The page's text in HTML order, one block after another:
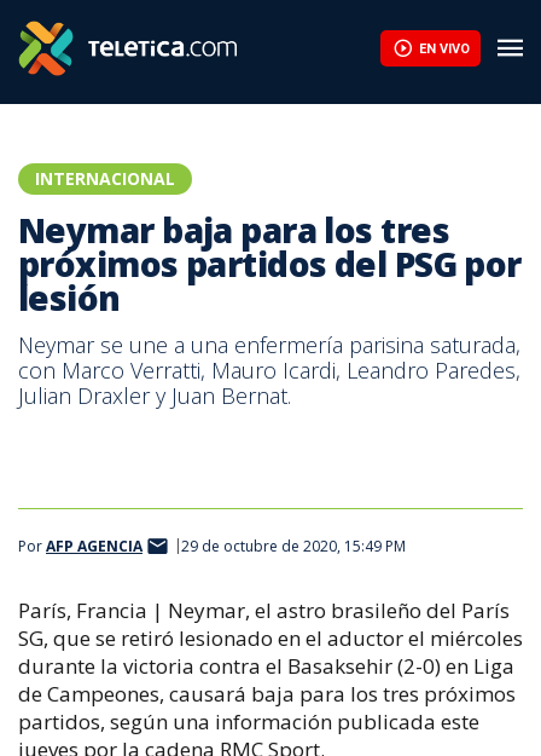
EN VIVO
INTERNACIONAL
Neymar baja para los tres
próximos partidos del PSG por
lesión
Neymar se une a una enfermería parisina saturada,
con Marco Verratti, Mauro Icardi, Leandro Paredes,
Julian Draxler y Juan Bernat.
PorAFP AGENCIA 29 de octubre de 2020, 15:49 PM
París, Francia | Neymar, el astro brasileño del París
SG, que se retiró lesionado en el aductor el miércoles
durante la victoria contra el Basaksehir (2-0) en Liga
de Campeones, causará baja para los tres próximos
partidos, según una información publicada este
jueves por la cadena RMC Sport.